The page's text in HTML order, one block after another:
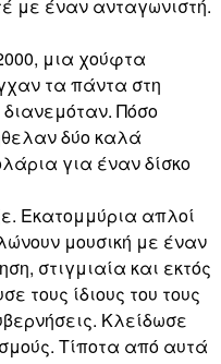
με έναν ανταγωνιστή.
μια χούφτα
τα πάντα στη
Πόσο
δύο καλά
για έναν δίσκο
Εκατομμύρια απλοί
μουσική με έναν
στιγμιαία και εκτός
τους ίδιους του τους
Κλείδωσε
Τίποτα από αυτά